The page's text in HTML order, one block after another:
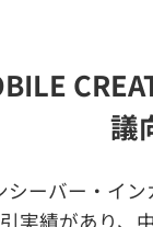
議
ーバー・イ
実績があり、